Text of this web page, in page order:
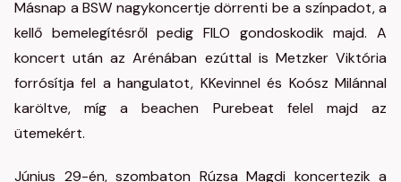
Másnap a BSW nagykoncertje dörrenti be a színpadot, a
kellő bemelegítésről pedig FILO gondoskodik majd. A
koncert után az Arénában ezúttal is Metzker Viktória
forrósítja fel a hangulatot, KKevinnel és Koósz Milánnal
karöltve, míg a beachen Purebeat felel majd az
ütemekért.
Június 29-én, szombaton Rúzsa Magdi koncertezik a